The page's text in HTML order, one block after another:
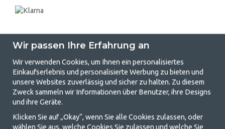
GetCamping.de - Ihr Geschäft für
Camping und Outdoor-Leben
Camping kann entweder ein Lebensstil sein oder eine Möglichkeit, die
Wir passen Ihre Erfahrung an
Wir verwenden Cookies, um Ihnen ein personalisiertes
Einkaufserlebnis und personalisierte Werbung zu bieten und
unsere Websites zuverlässig und sicher zu halten. Zu diesem
Zweck sammeln wir Informationen über Benutzer, ihre Designs
und ihre Geräte.
Klicken Sie auf „Okay“, wenn Sie alle Cookies zulassen, oder
wählen Sie aus, welche Cookies Sie zulassen und welche Sie